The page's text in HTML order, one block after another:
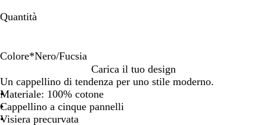
Quantità
Colore*Nero/Fucsia
r
i
g
i
t
u
c
c
e
r
o
/
e
r
o
/
e
r
o
/
l
u
n
a
l
u
e
l
e
r
o
/
o
s
s
o
l
u
n
a
i
a
n
c
e
r
o
/
e
r
o
/
e
r
o
/
Carica il tuo design
Un cappellino di tendenza per uno stile moderno.
Materiale: 100% cotone
Cappellino a cinque pannelli
Visiera precurvata